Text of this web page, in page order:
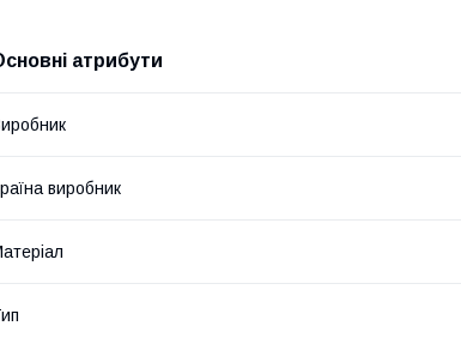
атрибути
виробник